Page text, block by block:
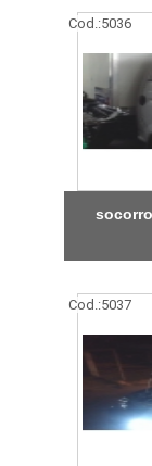
Cod.:5036
Cod.:5037